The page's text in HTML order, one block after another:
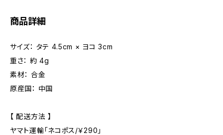
商品詳細
サイズ： タテ 4.5cm × ヨコ 3cm
重さ： 約 4g
素材： 合金
原産国： 中国
【 配送方法 】
ヤマト運輸「ネコポス/￥290」